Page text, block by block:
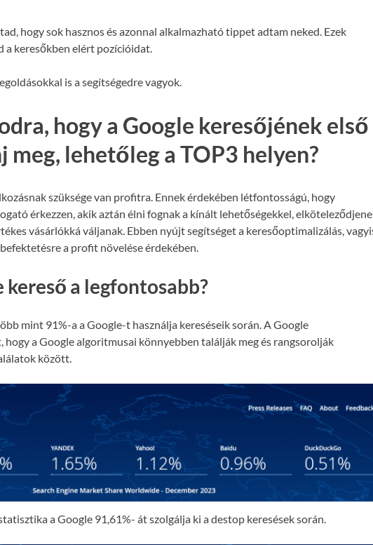
hogy sok hasznos és azonnal alkalmazható tippet adtam neked. Ezek
a keresőkben elért pozícióidat.
is a segítségedre vagyok.
hogy a Google keresőjének első
meg, lehetőleg a TOP3 helyen?
szüksége van profitra. Ennek érdekében létfontosságú, hogy
érkezzen, akik aztán élni fognak a kínált lehetőségekkel,
vásárlókká váljanak. Ebben nyújt segítséget a keresőoptimalizálás,
a profit növelése érdekében.
kereső a legfontosabb?
mint 91%-a a Google-t használja kereséseik során. A Google
hogy a Google algoritmusai könnyebben találják meg és rangsorolják
között.
a Google 91,61%- át szolgálja ki a destop keresések során.